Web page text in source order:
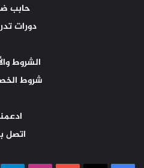
حابب
دورات
الشروط
شروط
اتصل